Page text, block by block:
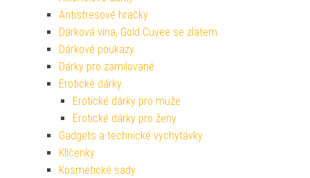
Antistresové hračky
Dárková vína, Gold Cuvee se zlatem
Dárkové poukazy
Dárky pro zamilované
Erotické dárky
Erotické dárky pro muže
Erotické dárky pro ženy
Gadgets a technické vychytávky
Klíčenky
Kosmetické sady